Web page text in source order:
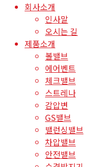
회사소개
인사말
오시는 길
제품소개
볼밸브
에어벤트
체크밸브
스트레나
감압변
GS밸브
밸런싱밸브
차압밸브
안전밸브